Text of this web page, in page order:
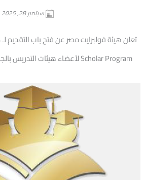
سبتمبر 28, 2025
Scholar Program لأعضاء هيئات التدريس بالجامعات والباحثين بمراكز...